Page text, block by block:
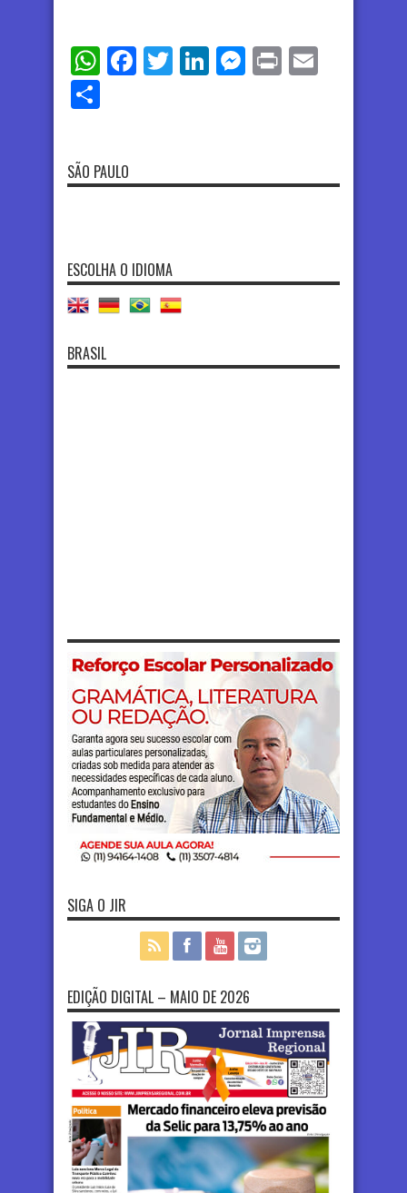
WhatsApp
Facebook
TwitterLinkedIn
Messenger
Print
SÃO PAULO
ESCOLHA O IDIOMA
BRASIL
SIGA O JIR
EDIÇÃO DIGITAL – MAIO DE 2026